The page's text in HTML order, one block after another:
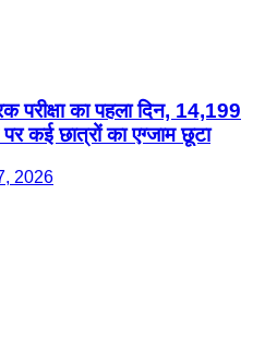
परीक्षा का पहला दिन, 14,199
कई छात्रों का एग्जाम छूटा
2026